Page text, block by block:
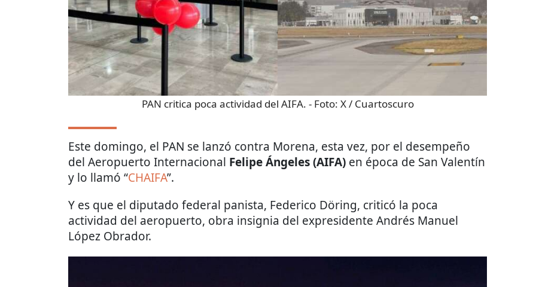
PAN critica poca actividad del AIFA. - Foto: X / Cuartoscuro
Este domingo, el PAN se lanzó contra Morena, esta vez, por el desempeño
del Aeropuerto Internacional Felipe Ángeles (AIFA) en época de San Valentín
y lo llamó “CHAIFA”.
Y es que el diputado federal panista, Federico Döring, criticó la poca
actividad del aeropuerto, obra insignia del expresidente Andrés Manuel
López Obrador.